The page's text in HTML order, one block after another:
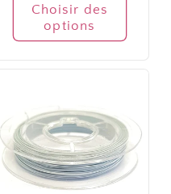
Choisir des
options